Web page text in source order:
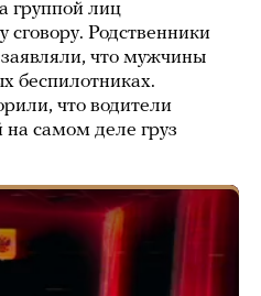
группой лиц
Родственники
что мужчины
беспилотниках.
что водители
на самом деле груз